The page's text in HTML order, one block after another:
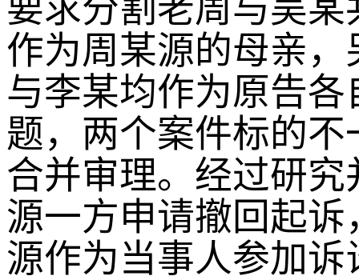
要求分割老周与吴
作为周某源的母亲
与李某均作为原告
题，两个案件标的
合并审理。经过研
源一方申请撤回起
源作为当事人参加诉